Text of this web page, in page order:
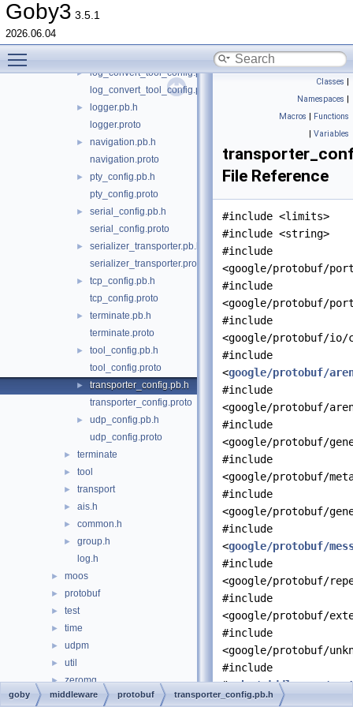
Goby3 3.5.1
2026.06.04
io.proto
► log_convert_tool_config.pb.h
log_convert_tool_config.proto
►
logger.pb.h
logger.proto
►
navigation.pb.h
navigation.proto
►
pty_config.pb.h
pty_config.proto
►
serial_config.pb.h
serial_config.proto
►
serializer_transporter.pb.h
serializer_transporter.proto
►
tcp_config.pb.h
tcp_config.proto
►
terminate.pb.h
terminate.proto
►
tool_config.pb.h
tool_config.proto
►
transporter_config.pb.h
transporter_config.proto
►
udp_config.pb.h
udp_config.proto
► terminate
► tool
► transport
► ais.h
► common.h
►
group.h
log.h
► moos
► protobuf
► test
► time
► udpm
► util
► zeromq
acomms.h
Classes |
Namespaces |
Macros | Functions
| Variables
File Reference
#include <limits>
#include <string>
#include
<google/protobuf/
#include
<google/protobuf/
#include
<google/protobuf/io/
#include
<google/protobuf/
#include
<google/protobuf/
#include
<google/protobuf/
#include
<google/protobuf/
#include
<google/protobuf/
#include
<google/protobuf/
#include
<google/protobuf/
#include
<google/protobuf/
#include
<google/protobuf/
#include
"goby/middleware/
#include
goby middleware protobuf transporter_config.pb.h